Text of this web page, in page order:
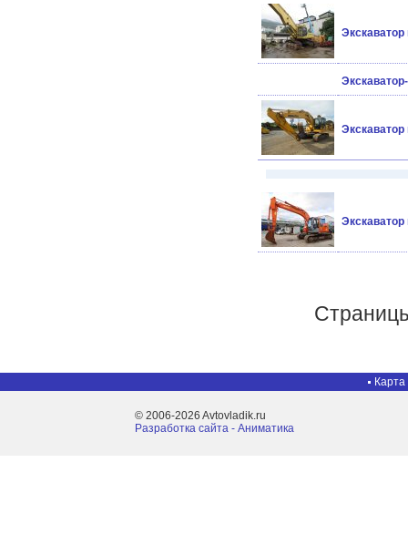
Карта
© 2006-2026 Avtovladik.ru
Разработка сайта - Aниматика